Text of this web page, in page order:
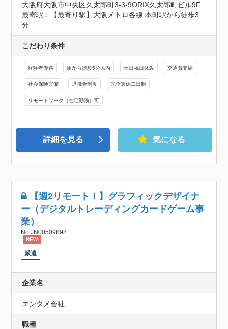
大阪府大阪市中央区久太郎町3-3-9ORIX久太郎町ビル9F
最寄駅：【最寄り駅】大阪メトロ各線 本町駅から徒歩3
分
こだわり条件
経験者優遇 駅から徒歩5分以内 土日祝日休み 交通費支給
社会保険完備 退職金制度 完全週休二日制
リモートワーク（在宅勤務）可
詳細を見る 気になる
【週2リモート！】グラフィックデザイナ
ー（デジタルトレーディングカードゲーム事
業）
No.JN00509898
NEW
派遣
企業名
エンタメ会社
職種